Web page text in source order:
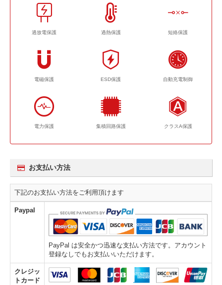
過放電保護 過熱保護 短絡保護
電磁保護 ESD保護 自動充電制御
電力保護 集積回路保護 クラスA保護
お支払い方法
下記のお支払い方法をご利用頂けます
Paypal
PayPal は安全かつ迅速な支払い方法です。アカウント
登録なしでもお支払いいただけます。
クレジッ
トカード